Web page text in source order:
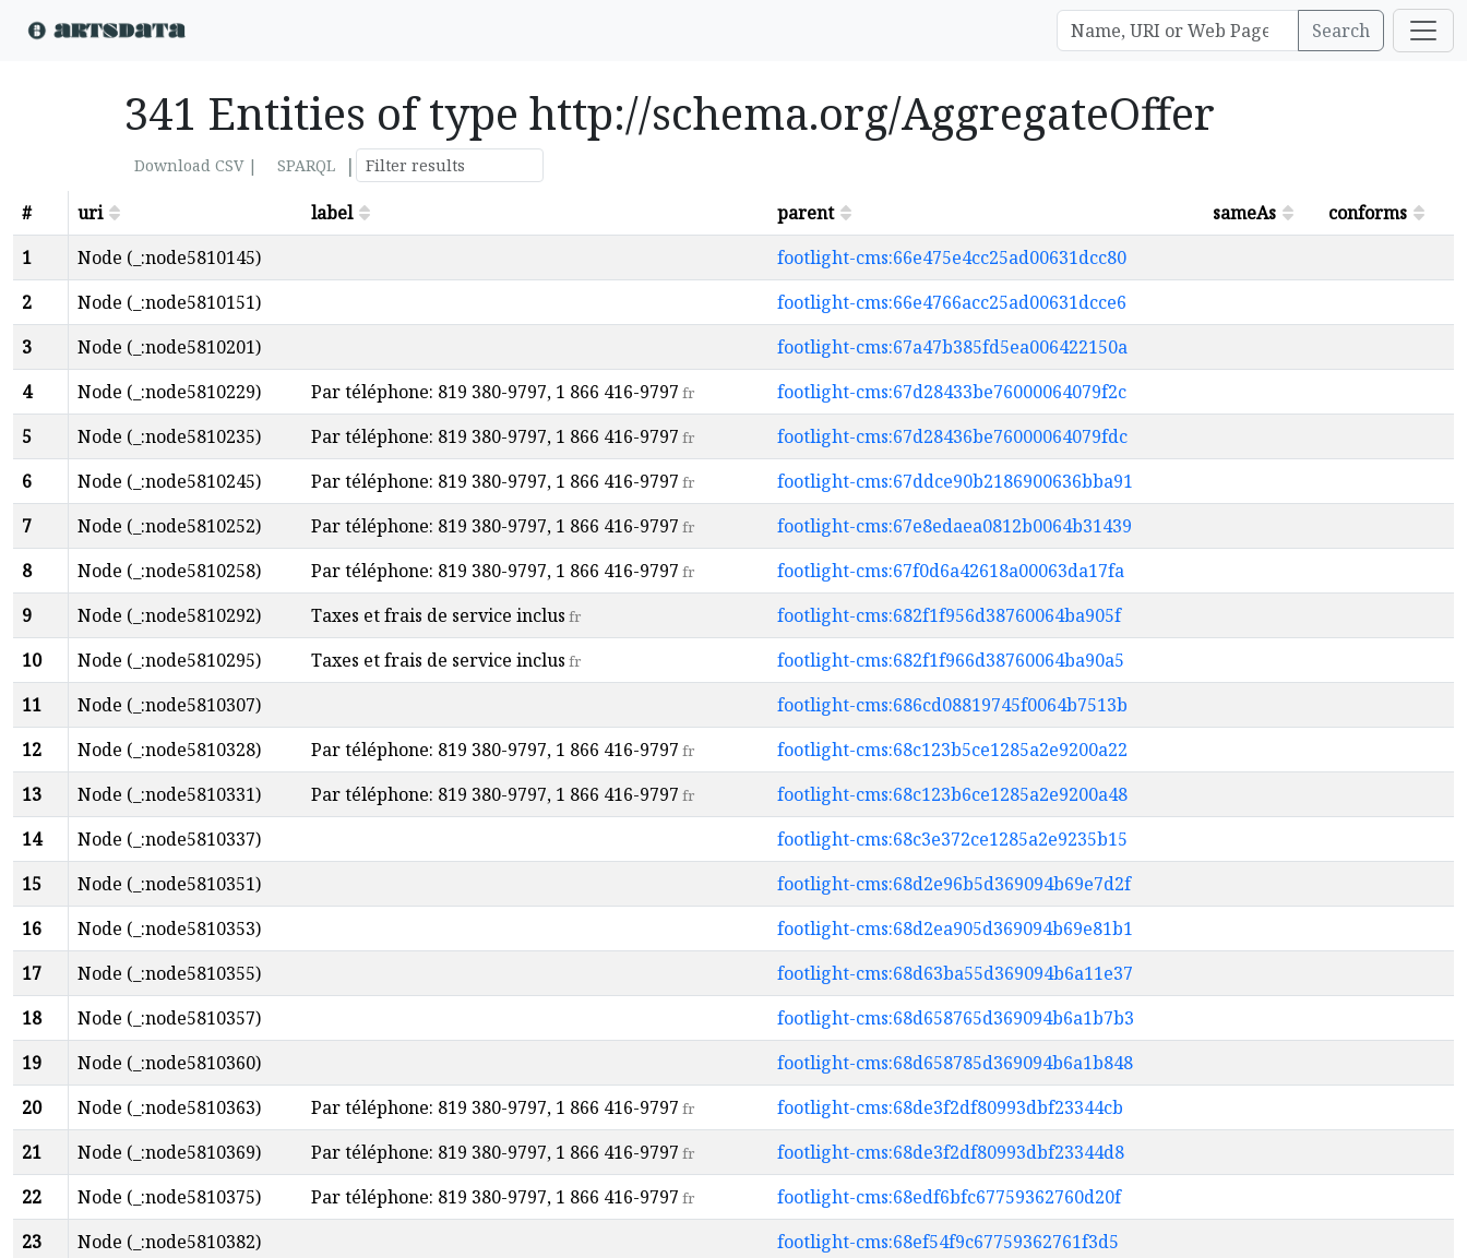
Search
341 Entities of type http://schema.org/AggregateOffer
Download CSV | SPARQL
|
#
uri label parent sameAs
conforms
1
Node (_:node5810145)
footlight-cms:66e475e4cc25ad00631dcc80
2
Node (_:node5810151)
footlight-cms:66e4766acc25ad00631dcce6
3
Node (_:node5810201)
footlight-cms:67a47b385fd5ea006422150a
4
Node (_:node5810229) Par téléphone: 819 380-9797, 1 866 416-9797 fr
footlight-cms:67d28433be76000064079f2c
5
Node (_:node5810235) Par téléphone: 819 380-9797, 1 866 416-9797 fr
footlight-cms:67d28436be76000064079fdc
6
Node (_:node5810245) Par téléphone: 819 380-9797, 1 866 416-9797 fr
footlight-cms:67ddce90b2186900636bba91
7
Node (_:node5810252) Par téléphone: 819 380-9797, 1 866 416-9797 fr
footlight-cms:67e8edaea0812b0064b31439
8
Node (_:node5810258) Par téléphone: 819 380-9797, 1 866 416-9797 fr
footlight-cms:67f0d6a42618a00063da17fa
9
Node (_:node5810292) Taxes et frais de service inclus fr
footlight-cms:682f1f956d38760064ba905f
10
Node (_:node5810295) Taxes et frais de service inclus fr
footlight-cms:682f1f966d38760064ba90a5
11
Node (_:node5810307)
footlight-cms:686cd08819745f0064b7513b
12
Node (_:node5810328) Par téléphone: 819 380-9797, 1 866 416-9797 fr
footlight-cms:68c123b5ce1285a2e9200a22
13
Node (_:node5810331) Par téléphone: 819 380-9797, 1 866 416-9797 fr
footlight-cms:68c123b6ce1285a2e9200a48
14
Node (_:node5810337)
footlight-cms:68c3e372ce1285a2e9235b15
15
Node (_:node5810351)
footlight-cms:68d2e96b5d369094b69e7d2f
16
Node (_:node5810353)
footlight-cms:68d2ea905d369094b69e81b1
17
Node (_:node5810355)
footlight-cms:68d63ba55d369094b6a11e37
18
Node (_:node5810357)
footlight-cms:68d658765d369094b6a1b7b3
19
Node (_:node5810360)
footlight-cms:68d658785d369094b6a1b848
20
Node (_:node5810363) Par téléphone: 819 380-9797, 1 866 416-9797 fr
footlight-cms:68de3f2df80993dbf23344cb
21
Node (_:node5810369) Par téléphone: 819 380-9797, 1 866 416-9797 fr
footlight-cms:68de3f2df80993dbf23344d8
22
Node (_:node5810375) Par téléphone: 819 380-9797, 1 866 416-9797 fr
footlight-cms:68edf6bfc67759362760d20f
23
Node (_:node5810382)
footlight-cms:68ef54f9c67759362761f3d5